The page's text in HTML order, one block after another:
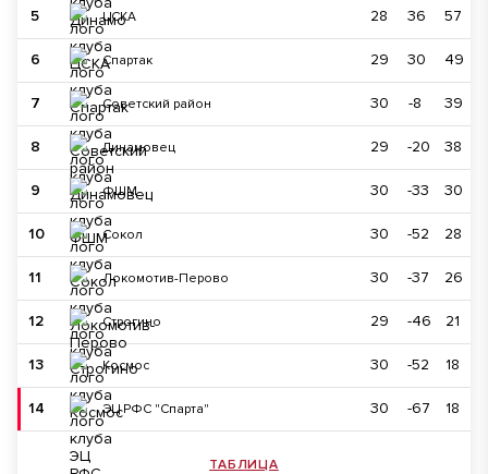
5 ЦСКА 28 36 57
6 Спартак 29 30 49
7 Советский район 30 -8 39
8 Динамовец 29 -20 38
9 ФШМ 30 -33 30
10 Сокол 30 -52 28
11 Локомотив-Перово 30 -37 26
12 Строгино 29 -46 21
13 Космос 30 -52 18
14 ЭЦ РФС "Спарта" 30 -67 18
ТАБЛИЦА